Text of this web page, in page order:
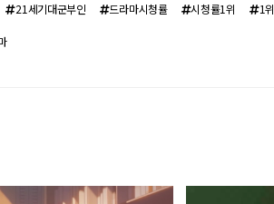
21세기대군부인 드라마시청률 시청률1위 1위